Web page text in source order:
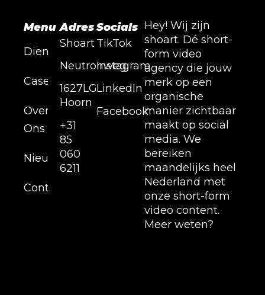
Diensten
Cases
Over
Ons
Nieuws
Contact
Menu Adres
Shoart
Neutronweg,
1627LG
Hoorn
+31
85
060
6211
Socials
TikTok
Instagram
LinkedIn
Facebook
Hey! Wij zijn
shoart. Dé short-
form video
agency die jouw
merk op een
organische
manier zichtbaar
maakt op social
media. We
bereiken
maandelijks heel
Nederland met
onze short-form
video content.
Meer weten?